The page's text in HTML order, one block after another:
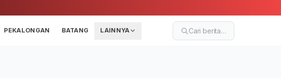
PEKALONGAN BATANG LAINNYA Cari berita…